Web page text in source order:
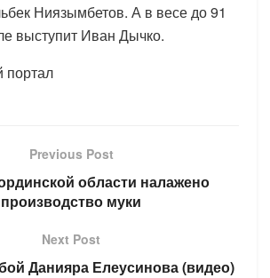
Ниязымбетов. А в весе до 91
выступит Иван Дычко.
портал
Previous Post
области налажено
производство муки
Next Post
Данияра Елеусинова (видео)